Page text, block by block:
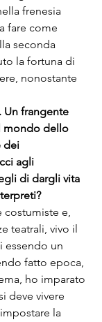
frenesia
fare come
seconda
la fortuna di
nonostante
Un frangente
mondo dello
dei
agli
di dargli vita
costumiste e,
teatrali, vivo il
essendo un
fatto epoca,
ho imparato
deve vivere
la